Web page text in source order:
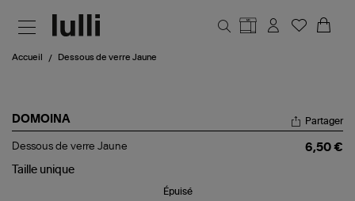
Accueil Dessous de verre Jaune
DOMOINA
Dessous
verre
Partager
Dessous de verre Jaune
6,50 €
Taille unique
Épuisé